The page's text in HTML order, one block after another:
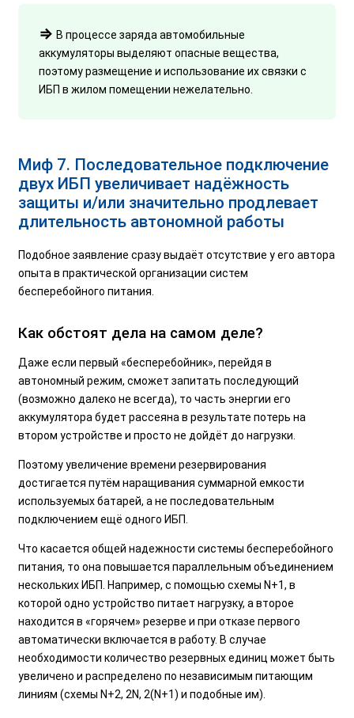
⇒ В процессе заряда автомобильные
аккумуляторы выделяют опасные вещества,
поэтому размещение и использование их связки с
ИБП в жилом помещении нежелательно.
Миф 7. Последовательное подключение
двух ИБП увеличивает надёжность
защиты и/или значительно продлевает
длительность автономной работы
Подобное заявление сразу выдаёт отсутствие у его автора
опыта в практической организации систем
бесперебойного питания.
Как обстоят дела на самом деле?
Даже если первый «бесперебойник», перейдя в
автономный режим, сможет запитать последующий
(возможно далеко не всегда), то часть энергии его
аккумулятора будет рассеяна в результате потерь на
втором устройстве и просто не дойдёт до нагрузки.
Поэтому увеличение времени резервирования
достигается путём наращивания суммарной емкости
используемых батарей, а не последовательным
подключением ещё одного ИБП.
Что касается общей надежности системы бесперебойного
питания, то она повышается параллельным объединением
нескольких ИБП. Например, с помощью схемы N+1, в
которой одно устройство питает нагрузку, а второе
находится в «горячем» резерве и при отказе первого
автоматически включается в работу. В случае
необходимости количество резервных единиц может быть
увеличено и распределено по независимым питающим
линиям (схемы N+2, 2N, 2(N+1) и подобные им).